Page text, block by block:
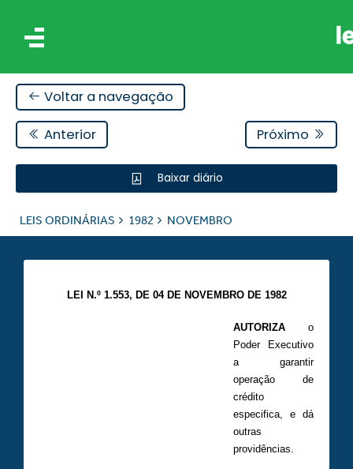
Voltar a navegação
Anterior Próximo
Baixar diário
LEIS ORDINÁRIAS 1982 NOVEMBRO
LEI N.º 1.553, DE 04 DE NOVEMBRO DE 1982
AUTORIZA o
Poder Executivo
a garantir
operação de
crédito
especifica, e dá
outras
providências.